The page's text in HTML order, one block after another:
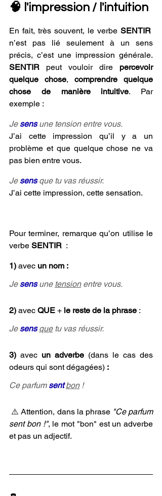
🧠 l'impression / l'intuition
En fait, très souvent, le verbe SENTIR
n’est pas lié seulement à un sens
SENTIR peut vouloir dire percevoir
quelque chose, comprendre quelque
chose de manière intuitive. Par
exemple :
Je sens une tension entre vous.
J’ai cette impression qu’il y a un
problème et que quelque chose ne va
pas bien entre vous.
Je sens que tu vas réussir.
J’ai cette impression, cette sensation.
Pour terminer, remarque qu’on utilise le
verbe SENTIR :
1) avec un nom :
Je sens une tension entre vous.
2) avec QUE + le reste de la phrase :
Je sens que tu vas réussir.
3) avec un adverbe (dans le cas des
odeurs qui sont dégagées) :
Ce parfum sent bon !
⚠️ Attention, dans la phrase "Ce parfum
sent bon !", le mot "bon" est un adverbe
et pas un adjectif.